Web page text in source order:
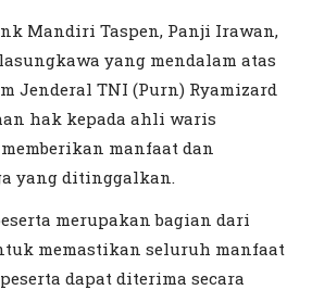
Mandiri Taspen, Panji Irawan,
yang mendalam atas
Jenderal TNI (Purn) Ryamizard
hak kepada ahli waris
manfaat dan
yang ditinggalkan.
merupakan bagian dari
memastikan seluruh manfaat
dapat diterima secara